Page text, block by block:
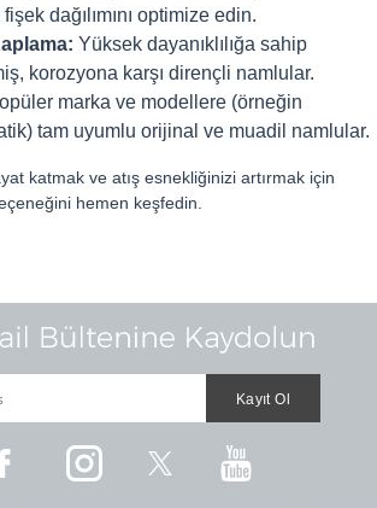
dağılımını optimize edin.
Yüksek dayanıklılığa sahip
korozyona karşı dirençli namlular.
marka ve modellere (örneğin
tam uyumlu orijinal ve muadil namlular.
katmak ve atış esnekliğinizi artırmak için
hemen keşfedin.